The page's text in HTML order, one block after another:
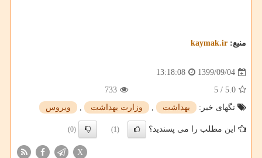
منبع: kaymak.ir
1399/09/04
13:18:08
5.0
/
5
733
تگهای خبر:
بهداشت , وزارت بهداشت , ویروس
این مطلب را می پسندید؟ (1)
(0)
X